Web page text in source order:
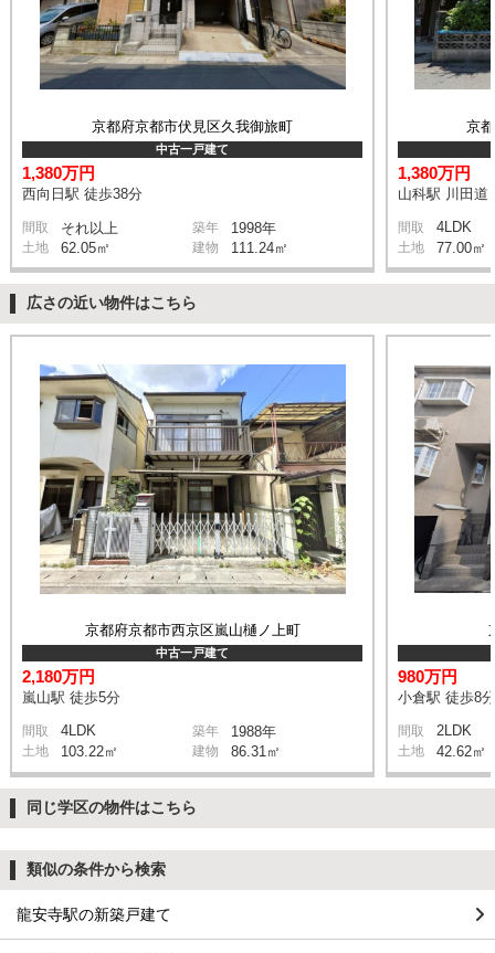
京都府京都市伏見区久我御旅町
中古一戸建て
1,380万円
西向日駅 徒歩38分
間取 それ以上 築年 1998年
土地 62.05㎡ 建物 111.24㎡
京
1,380万円
山科駅 川田道
間取 4LDK
土地 77.00㎡
広さの近い物件はこちら
京都府京都市西京区嵐山樋ノ上町
中古一戸建て
2,180万円
嵐山駅 徒歩5分
間取 4LDK 築年 1988年
土地 103.22㎡ 建物 86.31㎡
980万円
小倉駅 徒歩8分
間取 2LDK
土地 42.62㎡
同じ学区の物件はこちら
類似の条件から検索
龍安寺駅の新築戸建て